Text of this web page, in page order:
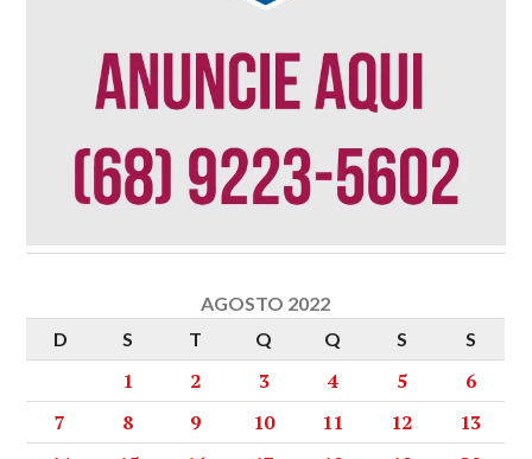
AGOSTO 2022
D
S T Q Q S S
1 2 3 4 5
6
7
8 9 10 11 12
13